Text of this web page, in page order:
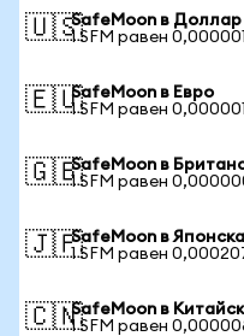
🇺🇸SafeMoon в
1 SFM равен
🇪🇺SafeMoon в Евро
1 SFM равен
🇬🇧SafeMoon в
1 SFM равен
🇯🇵SafeMoon в
1 SFM равен
🇨🇳SafeMoon в
1 SFM равен